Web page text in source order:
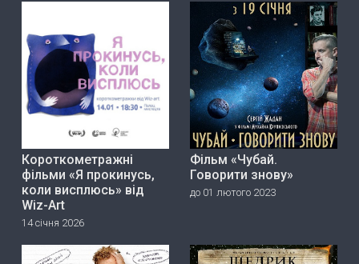
Короткометражні
фільми «Я прокинусь,
коли висплюсь» від
Wiz-Art
14 січня 2026
Фільм «Чубай.
Говорити знову»
до 01 лютого 2023